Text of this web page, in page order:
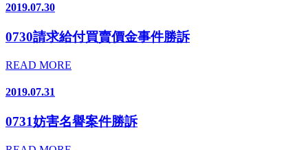
2019.07.30
0730請求給付買賣價金事件勝訴
READ MORE
2019.07.31
0731妨害名譽案件勝訴